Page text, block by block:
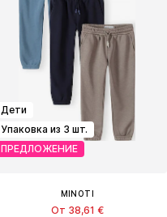
Дети
Упаковка из 3 шт.
ПРЕДЛОЖЕНИЕ
MINOTI
От 38,61 €